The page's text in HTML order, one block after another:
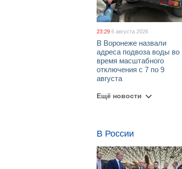
23:29 6 августа 2026
В Воронеже назвали
адреса подвоза воды во
время масштабного
отключения с 7 по 9
августа
Ещё новости
В России